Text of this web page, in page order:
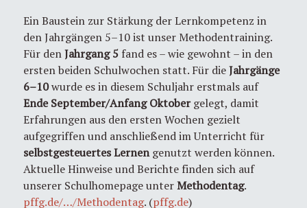
Ein Baustein zur Stärkung der Lernkompetenz in
den Jahrgängen 5–10 ist unser Methodentraining.
Für denJahrgang 5 fand es – wie gewohnt – in den
ersten beiden Schulwochen statt. Für dieJahrgänge
6–10wurde es in diesem Schuljahr erstmals auf
Ende September/Anfang Oktobergelegt, damit
Erfahrungen aus den ersten Wochen gezielt
aufgegriffen und anschließend im Unterricht für
selbstgesteuertes Lernengenutzt werden können.
Aktuelle Hinweise und Berichte finden sich auf
unserer Schulhomepage unterMethodentag.
pffg.de/…/Methodentag. (pffg.de)